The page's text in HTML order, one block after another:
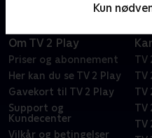
Kun
Om TV 2 Play
Priser og abonnement
Her kan du se TV 2 Play
Gavekort til TV 2 Play
Support og
Kundecenter
Vilkår og betingelser
TV
TV
TV
TV
TV